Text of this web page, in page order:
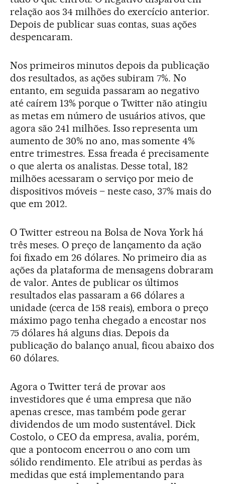
relação aos 34 milhões do exercício anterior.
Depois de publicar suas contas, suas ações
despencaram.
Nos primeiros minutos depois da publicação
dos resultados, as ações subiram 7%. No
entanto, em seguida passaram ao negativo
até caírem 13% porque o Twitter não atingiu
as metas em número de usuários ativos, que
agora são 241 milhões. Isso representa um
aumento de 30% no ano, mas somente 4%
entre trimestres. Essa freada é precisamente
o que alerta os analistas. Desse total, 182
milhões acessaram o serviço por meio de
dispositivos móveis – neste caso, 37% mais do
que em 2012.
O Twitter estreou na Bolsa de Nova York há
três meses. O preço de lançamento da ação
foi fixado em 26 dólares. No primeiro dia as
ações da plataforma de mensagens dobraram
de valor. Antes de publicar os últimos
resultados elas passaram a 66 dólares a
unidade (cerca de 158 reais), embora o preço
máximo pago tenha chegado a encostar nos
75 dólares há alguns dias. Depois da
publicação do balanço anual, ficou abaixo dos
60 dólares.
Agora o Twitter terá de provar aos
investidores que é uma empresa que não
apenas cresce, mas também pode gerar
dividendos de um modo sustentável. Dick
Costolo, o CEO da empresa, avalia, porém,
que a pontocom encerrou o ano com um
sólido rendimento. Ele atribui as perdas às
medidas que está implementando para